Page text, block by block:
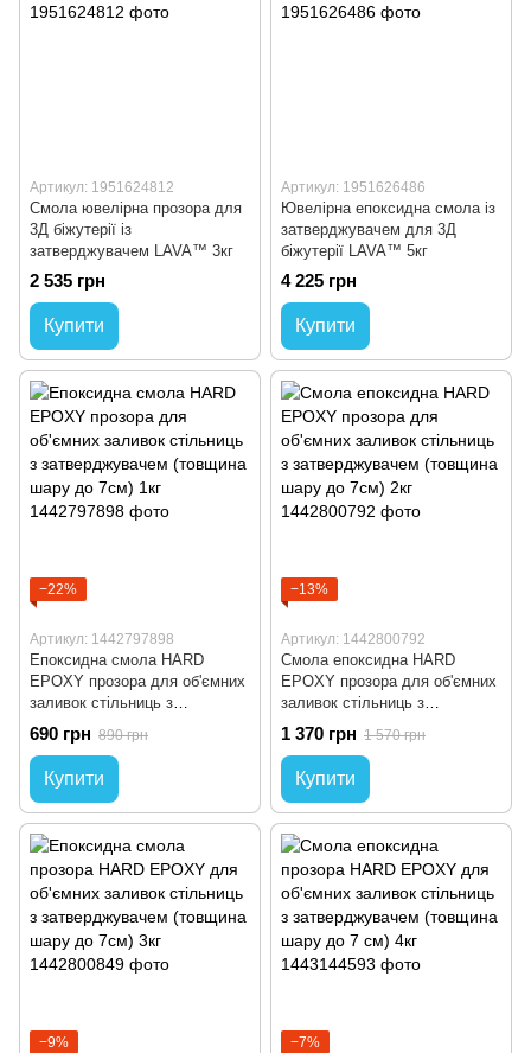
Артикул: 1951624812
Смола ювелірна прозора для
3Д біжутерії із
затверджувачем LAVA™ 3кг
2 535 грн
Купити
Артикул: 1951626486
Ювелірна епоксидна смола із
затверджувачем для 3Д
біжутерії LAVA™ 5кг
4 225 грн
Купити
−22%
Артикул: 1442797898
Епоксидна смола HARD
EPOXY прозора для об'ємних
заливок стільниць з
затверджувачем (товщина
шару до 7см) 1кг
690 грн 890 грн
Купити
−13%
Артикул: 1442800792
Смола епоксидна HARD
EPOXY прозора для об'ємних
заливок стільниць з
затверджувачем (товщина
шару до 7см) 2кг
1 370 грн 1 570 грн
Купити
−9% −7%